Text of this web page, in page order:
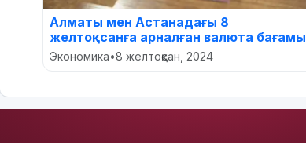
Алматы мен Астанадағы 8
желтоқсанға арналған валюта бағамы
Экономика•8 желтоқсан, 2024